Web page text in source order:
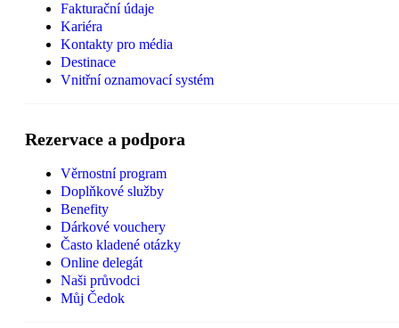
Fakturační údaje
Kariéra
Kontakty pro média
Destinace
Vnitřní oznamovací systém
Rezervace a podpora
Věrnostní program
Doplňkové služby
Benefity
Dárkové vouchery
Často kladené otázky
Online delegát
Naši průvodci
Můj Čedok